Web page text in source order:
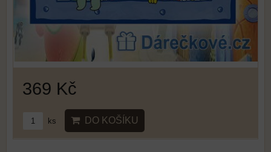
369 Kč
ks DO KOŠÍKU